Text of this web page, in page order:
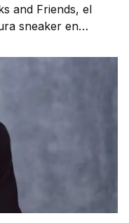
and Friends, el
sneaker en